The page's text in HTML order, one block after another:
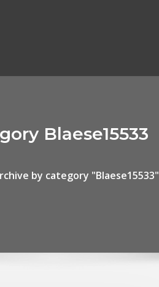
Blaese15533
by category "Blaese15533"